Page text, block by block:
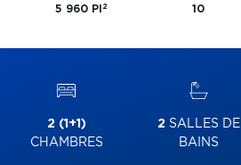
5 960 PI 2
10
2 (1+1)
CHAMBRES
2 SALLES DE
BAINS